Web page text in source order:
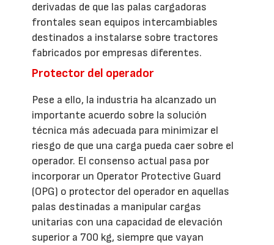
derivadas de que las palas cargadoras
frontales sean equipos intercambiables
destinados a instalarse sobre tractores
fabricados por empresas diferentes.
Protector del operador
Pese a ello, la industria ha alcanzado un
importante acuerdo sobre la solución
técnica más adecuada para minimizar el
riesgo de que una carga pueda caer sobre el
operador. El consenso actual pasa por
incorporar un Operator Protective Guard
(OPG) o protector del operador en aquellas
palas destinadas a manipular cargas
unitarias con una capacidad de elevación
superior a 700 kg, siempre que vayan